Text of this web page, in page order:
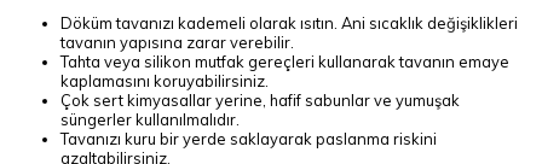
Döküm tavanızı kademeli olarak ısıtın. Ani sıcaklık değişiklikleri
tavanın yapısına zarar verebilir.
Tahta veya silikon mutfak gereçleri kullanarak tavanın emaye
kaplamasını koruyabilirsiniz.
Çok sert kimyasallar yerine, hafif sabunlar ve yumuşak
süngerler kullanılmalıdır.
Tavanızı kuru bir yerde saklayarak paslanma riskini
azaltabilirsiniz.